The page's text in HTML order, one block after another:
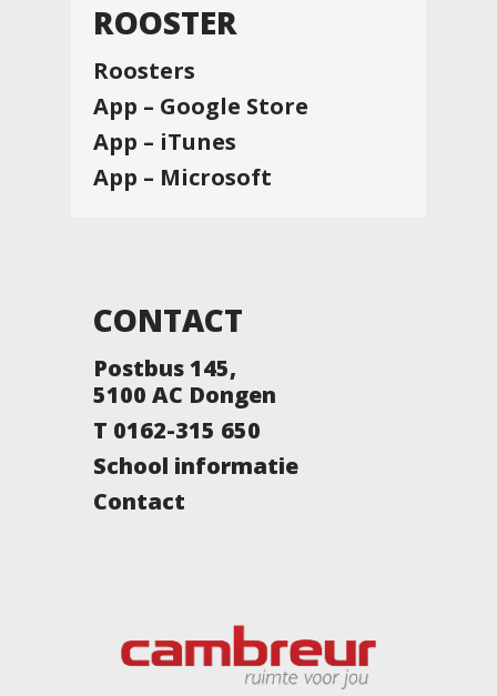
ROOSTER
Roosters
App – Google Store
App – iTunes
App – Microsoft
CONTACT
Postbus 145,
5100 AC Dongen
T 0162-315 650
School informatie
Contact